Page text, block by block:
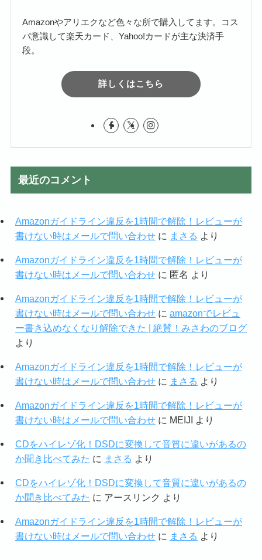
Amazonやアリエクなど色々な所で購入してます。コス
パ意識して楽天カード、Yahoo!カードが主な決済手
段。
詳しくはこちら
最近のコメント
Amazonガイドライン違反を1時間で解除！レビューが
書けない時はメールで問い合わせに まさる より
Amazonガイドライン違反を1時間で解除！レビューが
書けない時はメールで問い合わせに 匿名 より
Amazonガイドライン違反を1時間で解除！レビューが
書けない時はメールで問い合わせに amazonでレビュ
ー書き込めなくなり解除できた | 絶賛！みさわのブログ
より
Amazonガイドライン違反を1時間で解除！レビューが
書けない時はメールで問い合わせに まさる より
Amazonガイドライン違反を1時間で解除！レビューが
書けない時はメールで問い合わせに MEIJI より
CDをハイレゾ化！DSDに変換して音質に違いがあるの
か聞き比べてみた に まさる より
CDをハイレゾ化！DSDに変換して音質に違いがあるの
か聞き比べてみた に アースリンク より
Amazonガイドライン違反を1時間で解除！レビューが
書けない時はメールで問い合わせに まさる より